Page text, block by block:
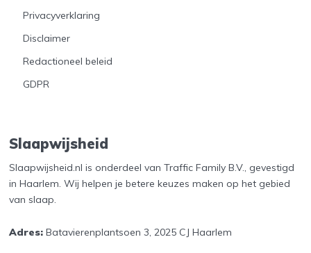
Privacyverklaring
Disclaimer
Redactioneel beleid
GDPR
Slaapwijsheid
Slaapwijsheid.nl is onderdeel van Traffic Family B.V., gevestigd
in Haarlem. Wij helpen je betere keuzes maken op het gebied
van slaap.
Adres:Batavierenplantsoen 3, 2025 CJ Haarlem